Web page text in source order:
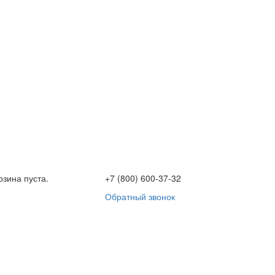
пуста.
+7 (800) 600-37-32
Обратный звонок